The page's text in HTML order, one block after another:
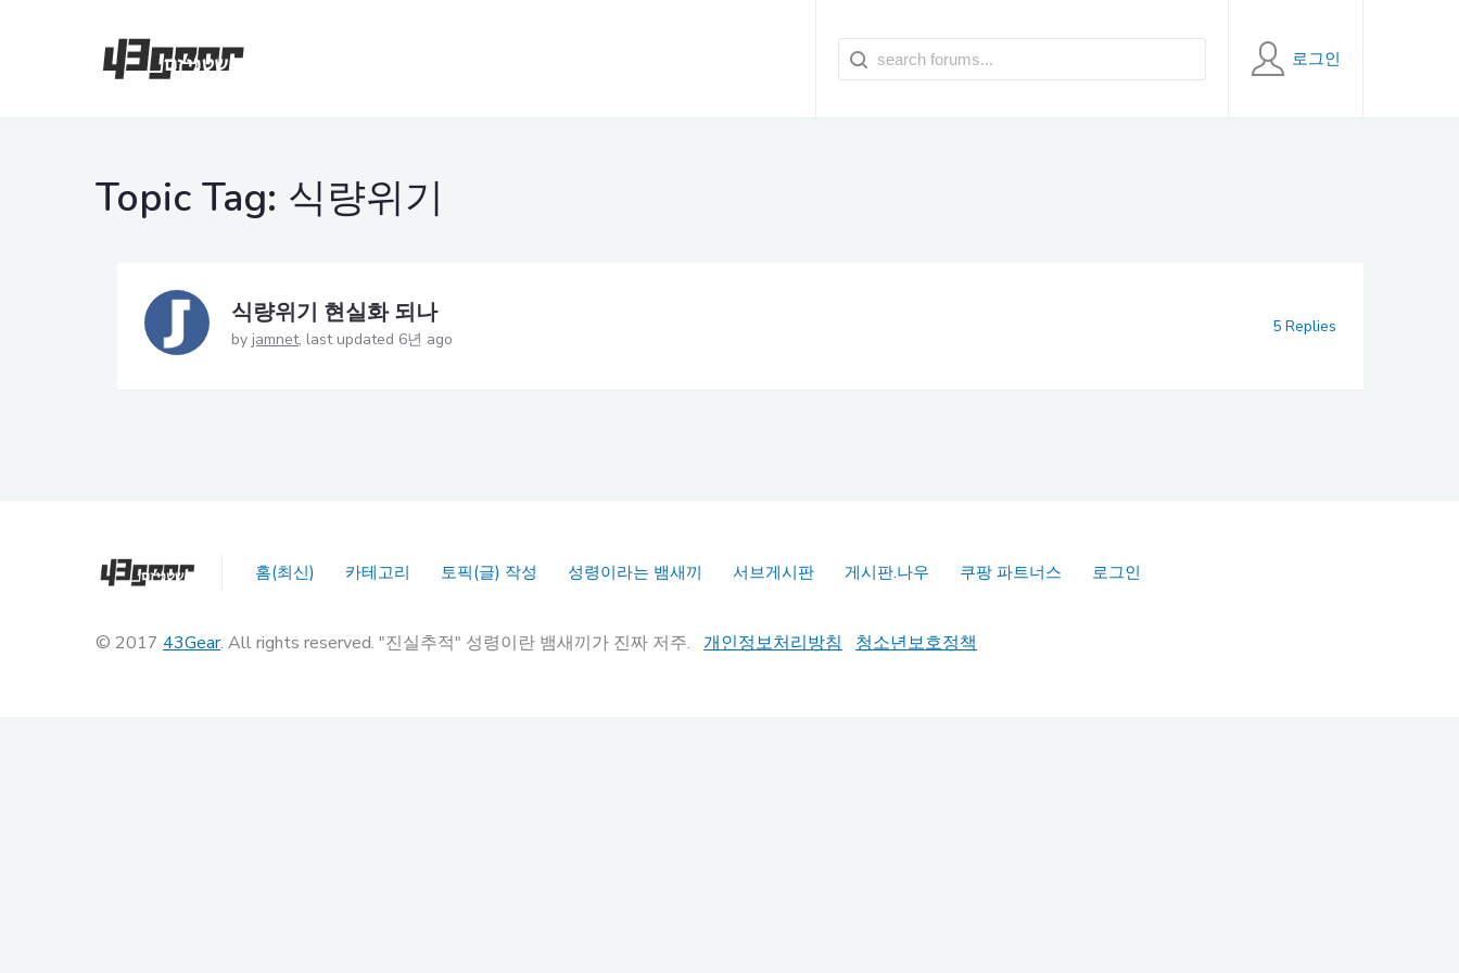
로그인
Topic Tag: 식량위기
식량위기 현실화 되나
by jamnet last updated 6년 ago
5 Replies
홈(최신) 카테고리 토픽(글) 작성 성령이라는 뱀새끼 서브게시판 게시판.나우 쿠팡 파트너스 로그인
© 2017 43Gear. All rights reserved. "진실추적" 성령이란 뱀새끼가 진짜 저주. 개인정보처리방침 청소년보호정책